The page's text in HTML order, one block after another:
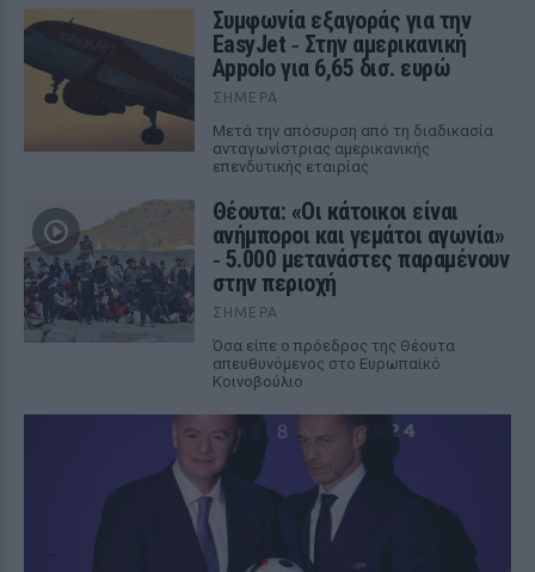
Συμφωνία εξαγοράς για την
EasyJet ‑ Στην αμερικανική
Appolo για 6,65 δισ. ευρώ
ΣΉΜΕΡΑ
Μετά την απόσυρση από τη διαδικασία
ανταγωνίστριας αμερικανικής
επενδυτικής εταιρίας
Θέουτα: «Οι κάτοικοι είναι
ανήμποροι και γεμάτοι αγωνία»
‑ 5.000 μετανάστες παραμένουν
στην περιοχή
ΣΉΜΕΡΑ
Όσα είπε ο πρόεδρος της Θέουτα
απευθυνόμενος στο Ευρωπαϊκό
Κοινοβούλιο